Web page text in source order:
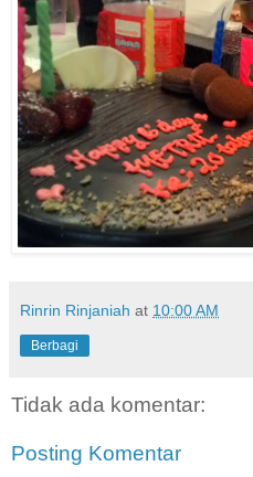
Rinrin Rinjaniah at 10:00 AM
Berbagi
Tidak ada komentar:
Posting Komentar